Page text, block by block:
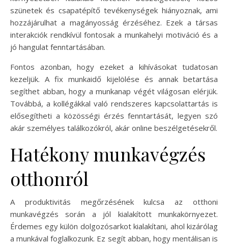
szünetek és csapatépítő tevékenységek hiányoznak, ami
hozzájárulhat a magányosság érzéséhez. Ezek a társas
interakciók rendkívül fontosak a munkahelyi motiváció és a
jó hangulat fenntartásában.
Fontos azonban, hogy ezeket a kihívásokat tudatosan
kezeljük. A fix munkaidő kijelölése és annak betartása
segíthet abban, hogy a munkanap végét világosan elérjük.
Továbbá, a kollégákkal való rendszeres kapcsolattartás is
elősegítheti a közösségi érzés fenntartását, legyen szó
akár személyes találkozókról, akár online beszélgetésekről.
Hatékony munkavégzés
otthonról
A produktivitás megőrzésének kulcsa az otthoni
munkavégzés során a jól kialakított munkakörnyezet.
Érdemes egy külön dolgozósarkot kialakítani, ahol kizárólag
a munkával foglalkozunk. Ez segít abban, hogy mentálisan is